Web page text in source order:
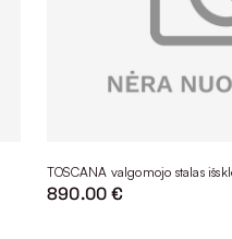
TOSCANA valgomojo stalas
890.00 €